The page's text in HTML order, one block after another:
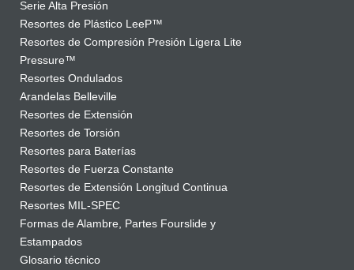
Serie Alta Presión
Resortes de Plástico LeeP™
Resortes de Compresión Presión Ligera Lite
Pressure™
Resortes Ondulados
Arandelas Belleville
Resortes de Extensión
Resortes de Torsión
Resortes para Baterías
Resortes de Fuerza Constante
Resortes de Extensión Longitud Continua
Resortes MIL-SPEC
Formas de Alambre, Partes Fourslide y
Estampados
Glosario técnico